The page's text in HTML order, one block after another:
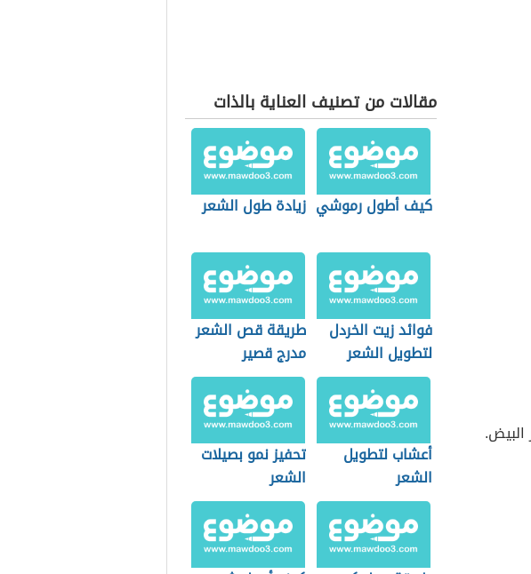
مقالات من تصنيف العناية بالذات
كيف أطول رموشي زيادة طول الشعر
فوائد زيت الخردل
لتطويل الشعر
طريقة قص الشعر
مدرج قصير
أعشاب لتطويل
الشعر
تحفيز نمو بصيلات
الشعر